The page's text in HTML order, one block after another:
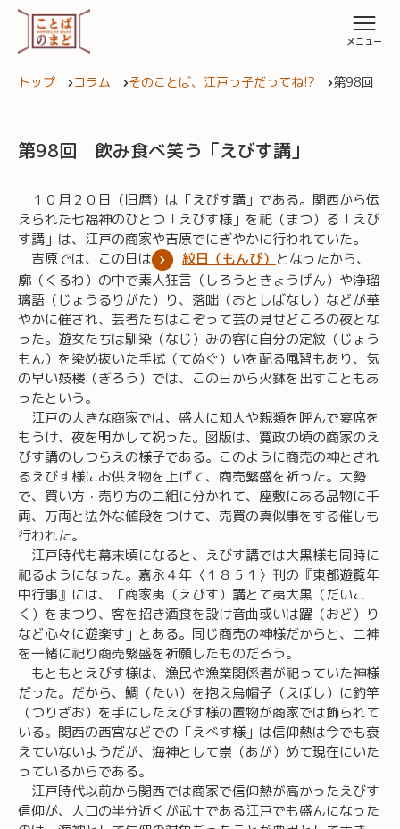
トップ コラム そのことば、江戸っ子だってね!? 第98回 飲
第98回 飲み食べ笑う「えびす講」
１０月２０日（旧暦）は「えびす講」である。関西から伝
えられた七福神のひとつ「えびす様」を祀（まつ）る「えび
す講」は、江戸の商家や吉原でにぎやかに行われていた。
吉原では、この日は
紋日（もんび） となったから、
廓（くるわ）の中で素人狂言（しろうときょうげん）や浄瑠
璃語（じょうるりがた）り、落咄（おとしばなし）などが華
やかに催され、芸者たちはこぞって芸の見せどころの夜とな
った。遊女たちは馴染（なじ）みの客に自分の定紋（じょう
もん）を染め抜いた手拭（てぬぐ）いを配る風習もあり、気
の早い妓楼（ぎろう）では、この日から火鉢を出すこともあ
ったという。
江戸の大きな商家では、盛大に知人や親類を呼んで宴席を
もうけ、夜を明かして祝った。図版は、寛政の頃の商家のえ
びす講のしつらえの様子である。このように商売の神とされ
るえびす様にお供え物を上げて、商売繁盛を祈った。大勢
で、買い方・売り方の二組に分かれて、座敷にある品物に千
両、万両と法外な値段をつけて、売買の真似事をする催しも
行われた。
江戸時代も幕末頃になると、えびす講では大黒様も同時に
祀るようになった。嘉永４年〈１８５１〉刊の『東都遊覧年
中行事』には、「商家夷（えびす）講とて夷大黒（だいこ
く）をまつり、客を招き酒食を設け音曲或いは躍（おど）り
など心々に遊楽す」とある。同じ商売の神様だからと、二神
を一緒に祀り商売繁盛を祈願したものだろう。
もともとえびす様は、漁民や漁業関係者が祀っていた神様
だった。だから、鯛（たい）を抱え烏帽子（えぼし）に釣竿
（つりざお）を手にしたえびす様の置物が商家では飾られて
いる。関西の西宮などでの「えべす様」は信仰熱は今でも衰
えていないようだが、海神として崇（あが）めて現在にいた
っているからである。
江戸時代以前から関西では商家で信仰熱が高かったえびす
信仰が、人口の半分近くが武士である江戸でも盛んになった